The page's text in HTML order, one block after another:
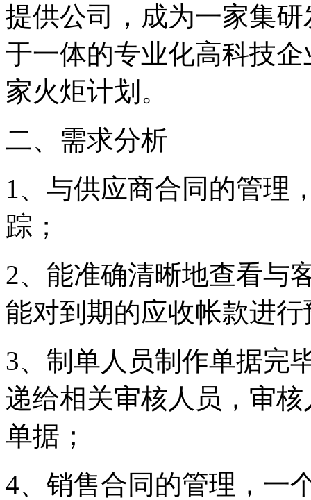
提供公司，成为一家集
于一体的专业化高科技
家火炬计划。
二、需求分析
1、与供应商合同的管理
踪；
2、能准确清晰地查看与
能对到期的应收帐款进
3、制单人员制作单据完
递给相关审核人员，审
单据；
4、销售合同的管理，一